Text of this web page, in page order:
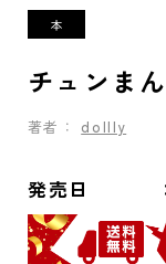
チュンま
著者： dollly
発売日